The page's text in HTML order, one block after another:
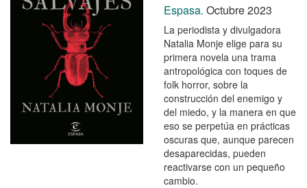
Espasa. Octubre 2023
La periodista y divulgadora
Natalia Monje elige para su
primera novela una trama
antropológica con toques de
folk horror, sobre la
construcción del enemigo y
del miedo, y la manera en que
eso se perpetúa en prácticas
oscuras que, aunque parecen
desaparecidas, pueden
reactivarse con un pequeño
cambio.